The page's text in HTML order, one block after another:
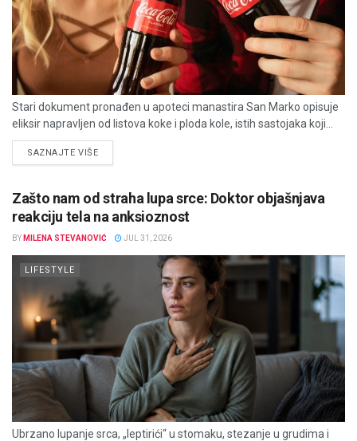
Stari dokument pronađen u apoteci manastira San Marko opisuje
eliksir napravljen od listova koke i ploda kole, istih sastojaka koji...
SAZNAJTE VIŠEDETAILS
Zašto nam od straha lupa srce: Doktor objašnjava
reakciju tela na anksioznost
BY MILENA STEVANOVIĆ JUL 31, 2026
LIFESTYLE
Ubrzano lupanje srca, „leptirići“ u stomaku, stezanje u grudima i